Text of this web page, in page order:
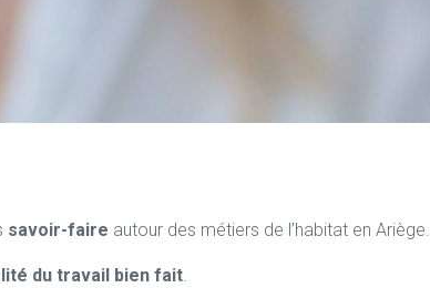
savoir-faire autour des métiers de l’habitat en Ariège.
du travail bien fait.